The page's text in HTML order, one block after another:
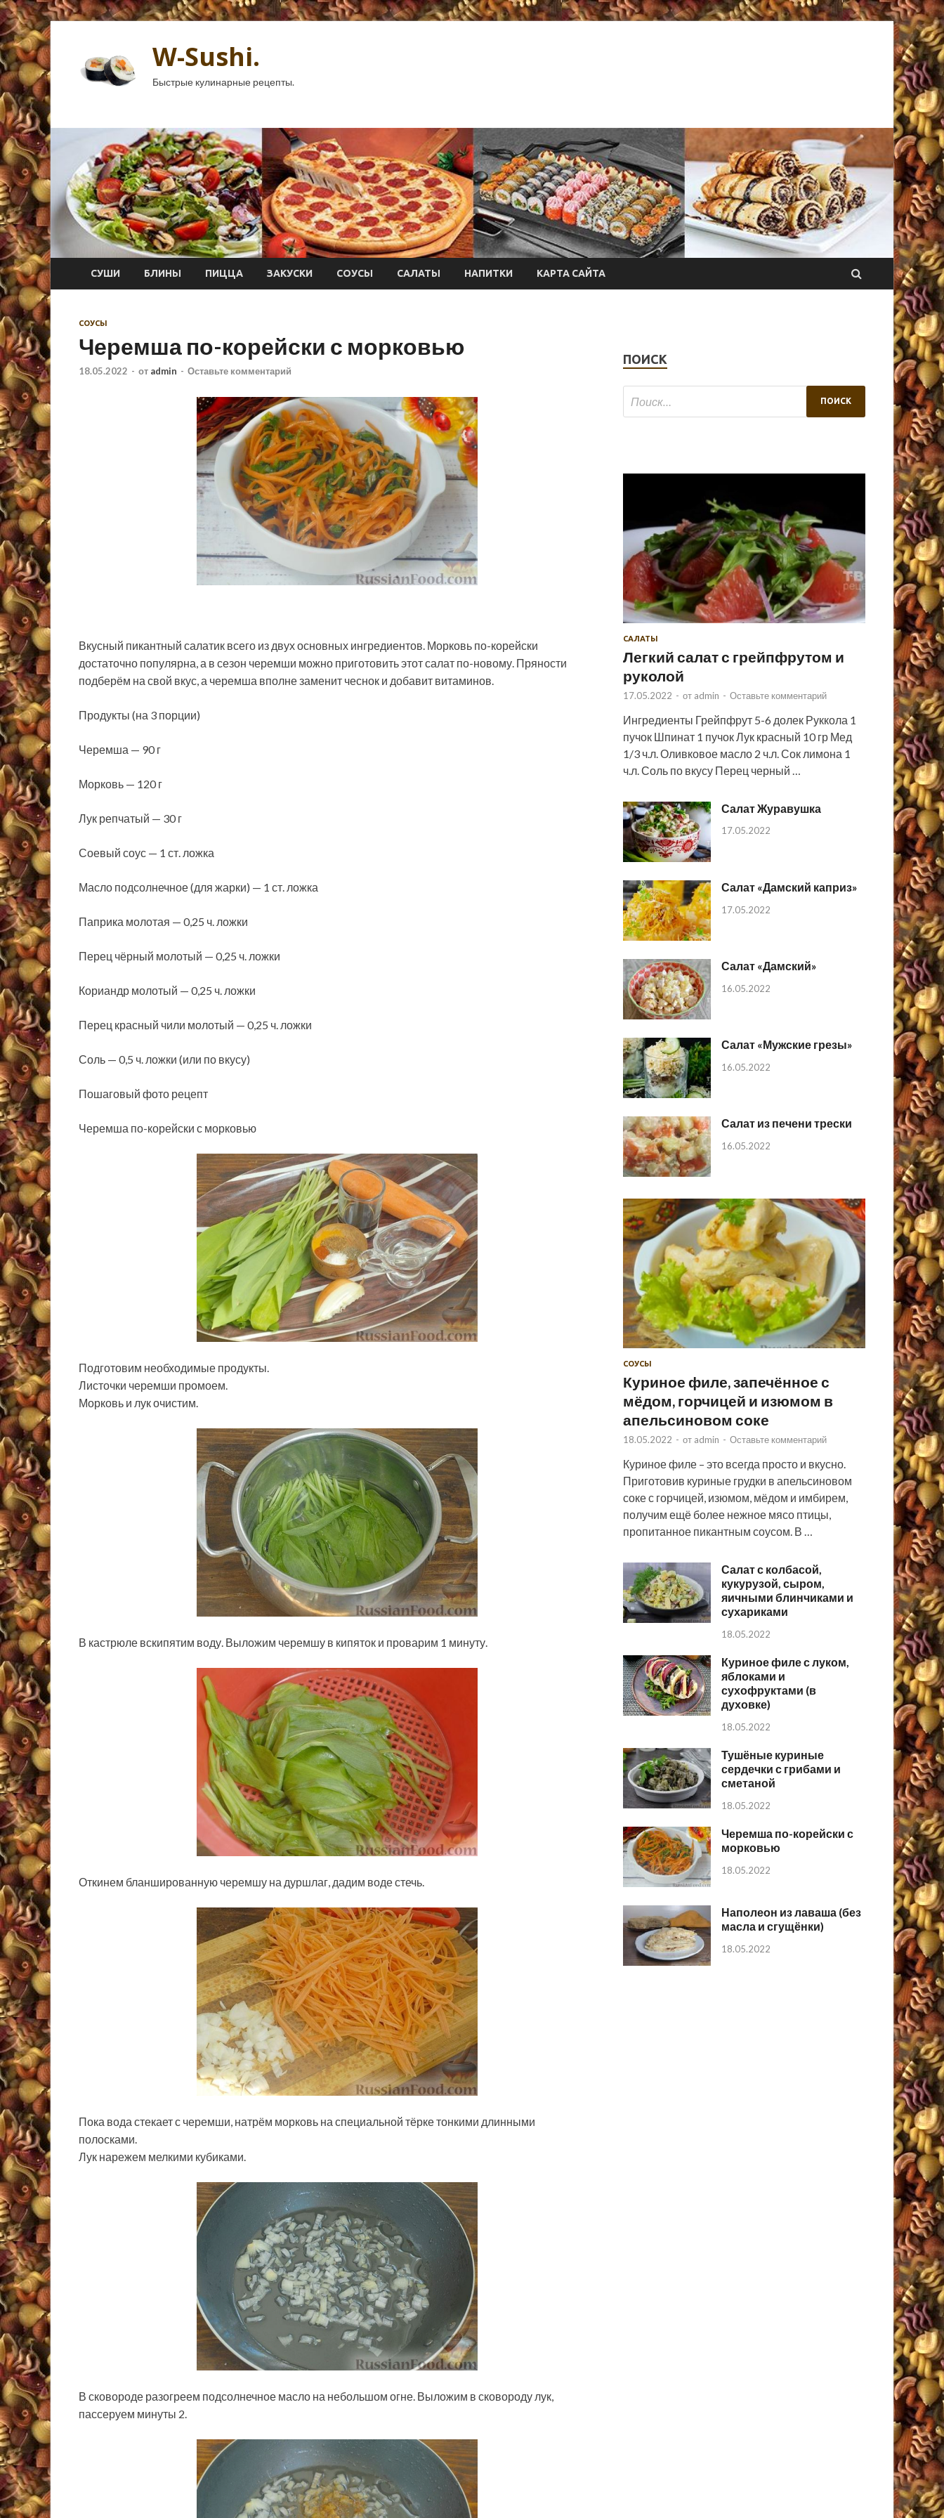
W-Sushi.
Быстрые кулинарные рецепты.
СУШИ БЛИНЫ ПИЦЦА ЗАКУСКИ СОУСЫ САЛАТЫ НАПИТКИ КАРТА САЙТА
СОУСЫ
Черемша по-корейски с морковью
18.05.2022 - от admin - Оставьте комментарий
Вкусный пикантный салатик всего из двух основных ингредиентов. Морковь по-корейски
достаточно популярна, а в сезон черемши можно приготовить этот салат по-новому. Пряности
подберём на свой вкус, а черемша вполне заменит чеснок и добавит витаминов.
Продукты (на 3 порции)
Черемша — 90 г
Морковь — 120 г
Лук репчатый — 30 г
Соевый соус — 1 ст. ложка
Масло подсолнечное (для жарки) — 1 ст. ложка
Паприка молотая — 0,25 ч. ложки
Перец чёрный молотый — 0,25 ч. ложки
Кориандр молотый — 0,25 ч. ложки
Перец красный чили молотый — 0,25 ч. ложки
Соль — 0,5 ч. ложки (или по вкусу)
Пошаговый фото рецепт
Черемша по-корейски с морковью
Подготовим необходимые продукты.
Листочки черемши промоем.
Морковь и лук очистим.
В кастрюле вскипятим воду. Выложим черемшу в кипяток и проварим 1 минуту.
Откинем бланшированную черемшу на дуршлаг, дадим воде стечь.
Пока вода стекает с черемши, натрём морковь на специальной тёрке тонкими длинными
полосками.
Лук нарежем мелкими кубиками.
В сковороде разогреем подсолнечное масло на небольшом огне. Выложим в сковороду лук,
пассеруем минуты 2.
ПОИСК
САЛАТЫ
Легкий салат с грейпфрутом и
руколой
17.05.2022 - от admin - Оставьте комментарий
Ингредиенты Грейпфрут 5-6 долек Руккола 1
пучок Шпинат 1 пучок Лук красный 10 гр Мед
1/3 ч.л. Оливковое масло 2 ч.л. Сок лимона 1
ч.л. Соль по вкусу Перец черный …
Салат Журавушка
17.05.2022
Салат «Дамский каприз»
17.05.2022
Салат «Дамский»
16.05.2022
Салат «Мужские грезы»
16.05.2022
Салат из печени трески
16.05.2022
СОУСЫ
Куриное филе, запечённое с
мёдом, горчицей и изюмом в
апельсиновом соке
18.05.2022 - от admin - Оставьте комментарий
Куриное филе – это всегда просто и вкусно.
Приготовив куриные грудки в апельсиновом
соке с горчицей, изюмом, мёдом и имбирем,
получим ещё более нежное мясо птицы,
пропитанное пикантным соусом. В …
Салат с колбасой,
кукурузой, сыром,
яичными блинчиками и
сухариками
18.05.2022
Куриное филе с луком,
яблоками и
сухофруктами (в
духовке)
18.05.2022
Тушёные куриные
сердечки с грибами и
сметаной
18.05.2022
Черемша по-корейски с
морковью
18.05.2022
Наполеон из лаваша (без
масла и сгущёнки)
18.05.2022